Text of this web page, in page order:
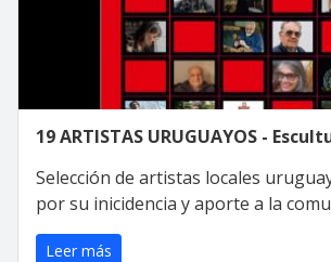
19 ARTISTAS URUGUAYOS -
Selección de artistas locales
por su inicidencia y aporte a la
Leer más